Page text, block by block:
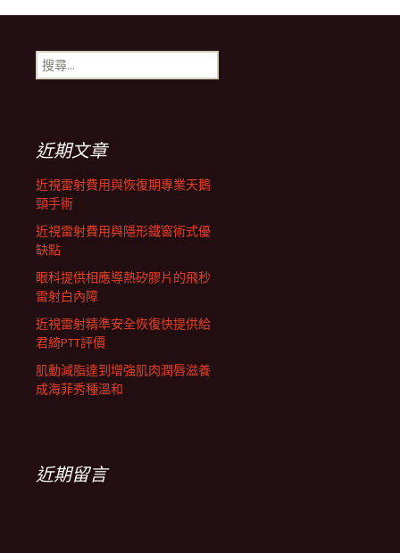
導
航
列
搜
尋
近期文章
近視雷射費用與恢復期專業天鵝
頸手術
近視雷射費用與隱形鐵窗術式優
缺點
眼科提供相應導熱矽膠片的飛秒
雷射白內障
近視雷射精準安全恢復快提供給
君綺PTT評價
肌動減脂達到增強肌肉潤唇滋養
成海菲秀種溫和
近期留言